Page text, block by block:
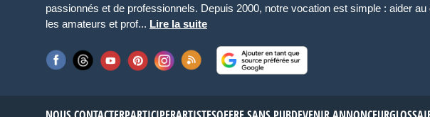
passionnés et de professionnels. Depuis 2000, notre vocation est simple : aider au
les amateurs et prof... Lire la suite